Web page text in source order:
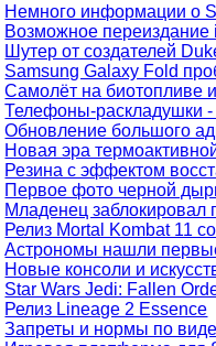
Немного информации о
Возможное переиздание
Шутер от создателей
Samsung Galaxy Fold
Самолёт на биотопливе
Телефоны-раскладушки
Обновление большого
Новая эра
Резина с эффектом
Первое фото черной
Младенец заблокировал
Релиз Mortal Kombat 11
Астрономы нашли
Новые консоли и
Star Wars Jedi: Fallen
Релиз Lineage 2 Essence
Запреты и нормы по